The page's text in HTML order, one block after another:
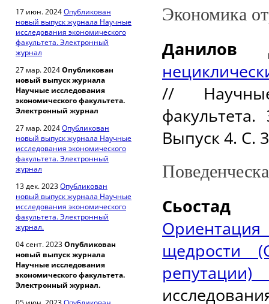
17 июн. 2024Опубликован
новый выпуск журнала Научные
исследования экономического
факультета. Электронный
журнал
27 мар. 2024Опубликован
новый выпуск журнала
Научные исследования
экономического факультета.
Электронный журнал
27 мар. 2024Опубликован
новый выпуск журнала Научные
исследования экономического
факультета. Электронный
журнал
13 дек. 2023Опубликован
новый выпуск журнала Научные
исследования экономического
факультета. Электронный
журнал.
04 сент. 2023Опубликован
новый выпуск журнала
Научные исследования
экономического факультета.
Электронный журнал.
Экономика
Данилов
//
Выпуск 4. С.
Ориентация
щедрости